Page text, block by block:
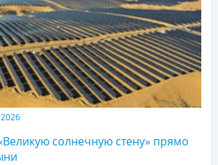
солнечную стену» прямо